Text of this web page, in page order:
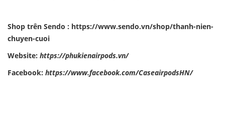
Shop trên Sendo : https://www.sendo.vn/shop/thanh-nien-
chuyen-cuoi
Website: https://phukienairpods.vn/
Facebook: https://www.facebook.com/CaseairpodsHN/